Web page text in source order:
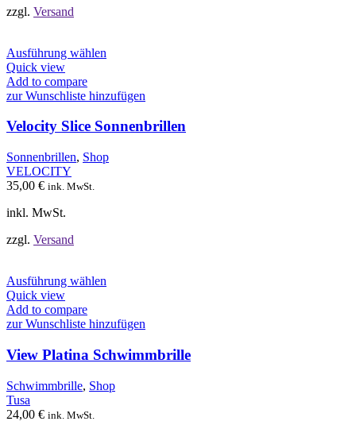
zzgl. Versand
Ausführung wählen
mehrere
auf.
Optionen
können
Quick view
Add to compare
zur Wunschliste hinzufügen
Velocity Slice Sonnenbrillen
Sonnenbrillen, Shop
VELOCITY
35,00 € ink. MwSt.
inkl. MwSt.
zzgl. Versand
Ausführung wählen
mehrere
auf.
Die
können
Quick view
Add to compare
zur Wunschliste hinzufügen
View Platina Schwimmbrille
Schwimmbrille, Shop
Tusa
24,00 € ink. MwSt.